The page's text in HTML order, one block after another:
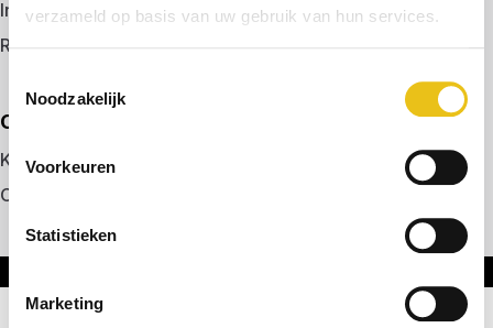
verzameld op basis van uw gebruik van hun services.
Noodzakelijk
Voorkeuren
Statistieken
Marketing
Inloggen
Registreren
OVER ONS
Kennismaken met MELON
Contact